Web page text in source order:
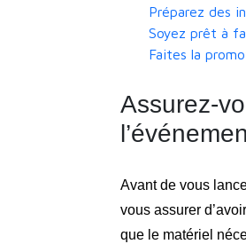
Préparez des
Soyez prêt à
Faites la
Assurez-
Avant de vous
vous assurer
que le matériel